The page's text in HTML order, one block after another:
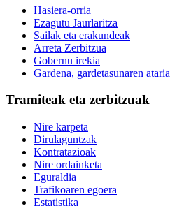
Hasiera-orria
Ezagutu Jaurlaritza
Sailak eta erakundeak
Arreta Zerbitzua
Gobernu irekia
Gardena, gardetasunaren ataria
Tramiteak eta zerbitzuak
Nire karpeta
Dirulaguntzak
Kontratazioak
Nire ordainketa
Eguraldia
Trafikoaren egoera
Estatistika